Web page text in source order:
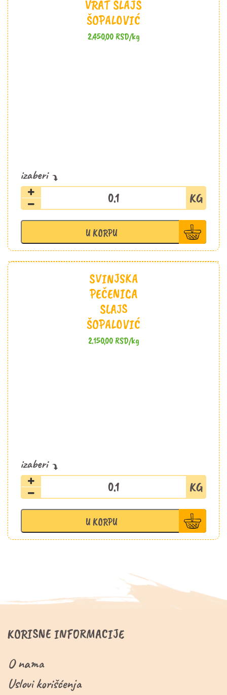
VRAT SLAJS
ŠOPALOVIĆ
2.450,00RSD/kg
Svinjski
suvi
slajs
Šopalović
količina
U KORPU
SVINJSKA
PEČENICA
SLAJS
ŠOPALOVIĆ
2.150,00RSD/kg
Svinjska
pečenica
Šopalović
količina
U KORPU
KORISNE INFORMACIJE
O nama
Uslovi korišćenja